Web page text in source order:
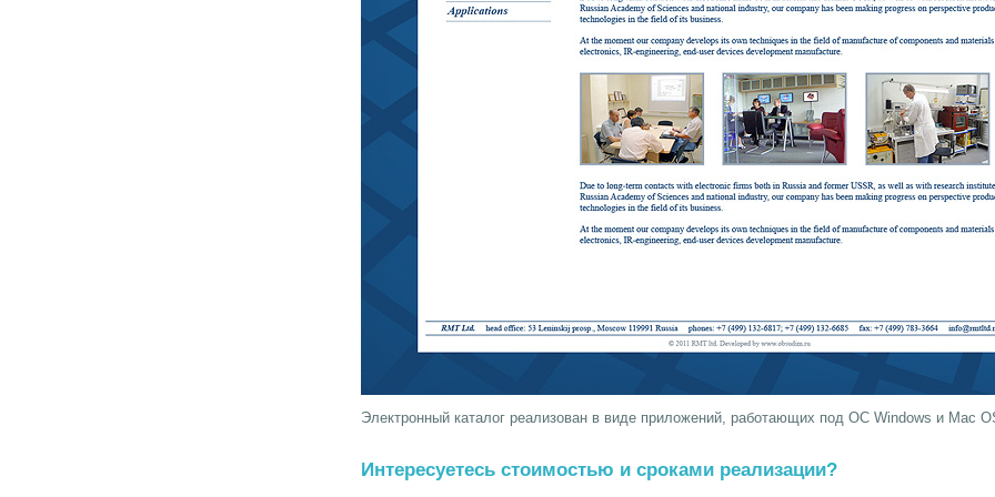
Электронный каталог реализован в виде приложений, работающих под ОС Windows и Mac
Интересуетесь стоимостью и сроками реализации?